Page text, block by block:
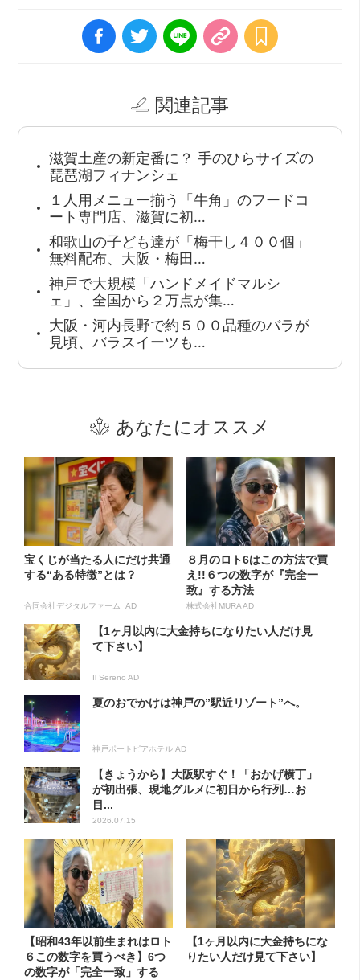
関連記事
滋賀土産の新定番に？ 手のひらサイズの
琵琶湖フィナンシェ
１人用メニュー揃う「牛角」のフードコ
ート専門店、滋賀に初…
和歌山の子ども達が「梅干し４００個」
無料配布、大阪・梅田…
神戸で大規模「ハンドメイドマルシ
ェ」、全国から２万点が集…
大阪・河内長野で約５００品種のバラが
見頃、バラスイーツも…
あなたにオススメ
宝くじが当たる人にだけ共通
する“ある特徴”とは？
合同会社デジタルファーム AD
８月のロト6はこの方法で買
え!!６つの数字が『完全一
致』する方法
株式会社MURA AD
【1ヶ月以内に大金持ちになりたい人だけ見
て下さい】
Il Sereno AD
夏のおでかけは神戸の”駅近リゾート”へ。
神戸ポートピアホテル AD
【きょうから】大阪駅すぐ！「おかげ横丁」
が初出張、現地グルメに初日から行列…お
目...
2026.07.15
【昭和43年以前生まれはロト
６この数字を買うべき】6つ
の数字が「完全一致」する
【1ヶ月以内に大金持ちにな
りたい人だけ見て下さい】